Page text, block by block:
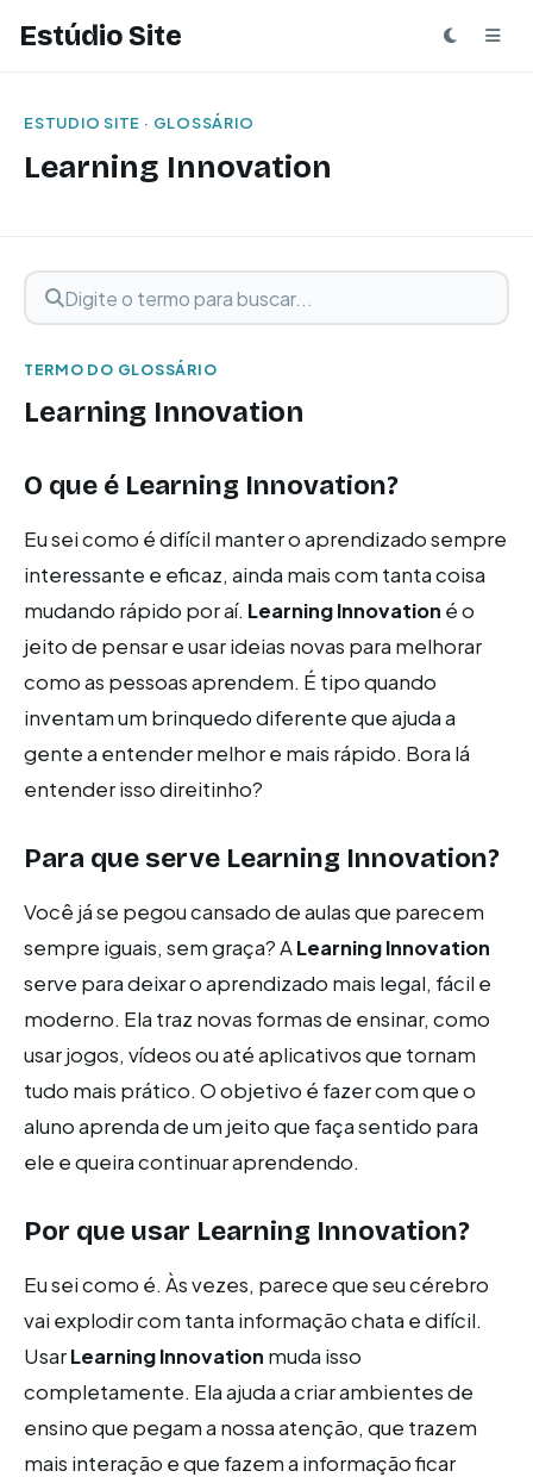
Estúdio Site
ESTUDIO SITE · GLOSSÁRIO
Learning Innovation
Buscar termo
Digite o termo para buscar
TERMO DO GLOSSÁRIO
Learning Innovation
O que é Learning Innovation?
Eu sei como é difícil manter o aprendizado sempre
interessante e eficaz, ainda mais com tanta coisa
mudando rápido por aí. Learning Innovation é o
jeito de pensar e usar ideias novas para melhorar
como as pessoas aprendem. É tipo quando
inventam um brinquedo diferente que ajuda a
gente a entender melhor e mais rápido. Bora lá
entender isso direitinho?
Para que serve Learning Innovation?
Você já se pegou cansado de aulas que parecem
sempre iguais, sem graça? ALearning Innovation
serve para deixar o aprendizado mais legal, fácil e
moderno. Ela traz novas formas de ensinar, como
usar jogos, vídeos ou até aplicativos que tornam
tudo mais prático. O objetivo é fazer com que o
aluno aprenda de um jeito que faça sentido para
ele e queira continuar aprendendo.
Por que usar Learning Innovation?
Eu sei como é. Às vezes, parece que seu cérebro
vai explodir com tanta informação chata e difícil.
UsarLearning Innovation muda isso
completamente. Ela ajuda a criar ambientes de
ensino que pegam a nossa atenção, que trazem
mais interação e que fazem a informação ficar